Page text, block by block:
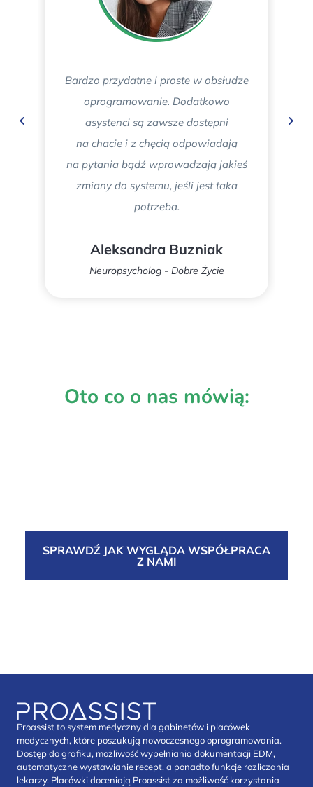
Oto co o nas mówią:
Bardzo przydatne i proste w obsłudze
oprogramowanie. Dodatkowo
asystenci są zawsze dostępni
na chacie i z chęcią odpowiadają
na pytania bądź wprowadzają jakieś
zmiany do systemu, jeśli jest taka
potrzeba.
Aleksandra Buzniak
Neuropsycholog - Dobre Życie
SPRAWDŹ JAK WYGLĄDA WSPÓŁPRACA
Z NAMI
Proassist to system medyczny dla gabinetów i placówek
medycznych, które poszukują nowoczesnego oprogramowania.
Dostęp do grafiku, możliwość wypełniania dokumentacji EDM,
automatyczne wystawianie recept, a ponadto funkcje rozliczania
lekarzy. Placówki doceniają Proassist za możliwość korzystania